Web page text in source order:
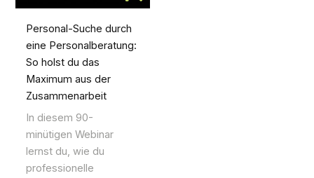
Personal-Suche durch
eine Personalberatung:
So holst du das
Maximum aus der
Zusammenarbeit
In diesem 90-
minütigen Webinar
lernst du, wie du
professionelle